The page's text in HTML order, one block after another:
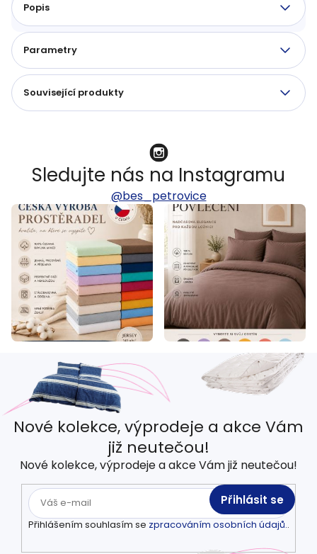
Popis
Parametry
Související produkty
Sledujte nás na Instagramu
@bes_petrovice
Nové kolekce, výprodeje a akce Vám
již neutečou!
Nové kolekce, výprodeje a akce Vám již neutečou!
Přihlášením souhlasím se zpracováním osobních údajů..
Přihlásit se